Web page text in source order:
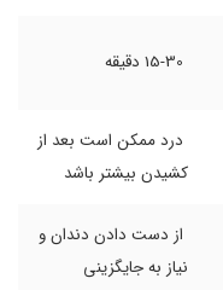
درد ممکن است بعد از
کشیدن بیشتر باشد
از دست دادن دندان و
نیاز به جایگزینی